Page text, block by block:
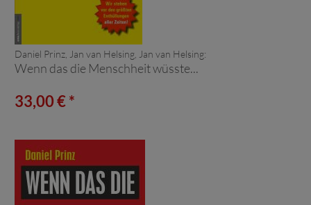
Daniel Prinz, Jan van Helsing, Jan van Helsing:
Wenn das die Menschheit wüsste...
33,00 € *